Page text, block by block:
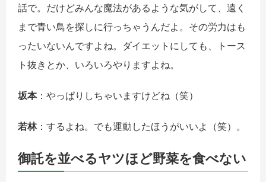
話で。だけどみんな魔法があるような気がして、遠く
まで青い鳥を探しに行っちゃうんだよ。その労力はも
ったいないんですよね。ダイエットにしても、トース
ト抜きとか、いろいろやりますよね。
坂本：やっぱりしちゃいますけどね（笑）
若林：するよね。でも運動したほうがいいよ（笑）。
御託を並べるヤツほど野菜を食べない